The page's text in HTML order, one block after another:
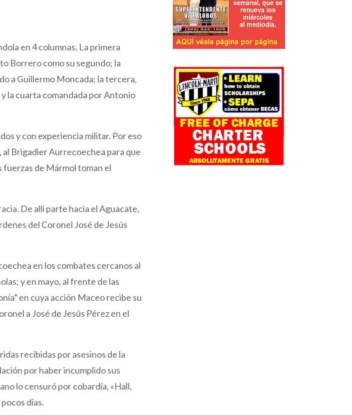
en 4 columnas. La primera
Borrero como su segundo; la
a Guillermo Moncada; la tercera,
la cuarta comandada por Antonio
y con experiencia militar. Por eso
Brigadier Aurrecoechea para que
fuerzas de Mármol toman el
De allí parte hacia el Aguacate,
del Coronel José de Jesús
en los combates cercanos al
y en mayo, al frente de las
en cuya acción Maceo recibe su
a José de Jesús Pérez en el
recibidas por asesinos de la
por haber incumplido sus
lo censuró por cobardía, «Hall,
días.